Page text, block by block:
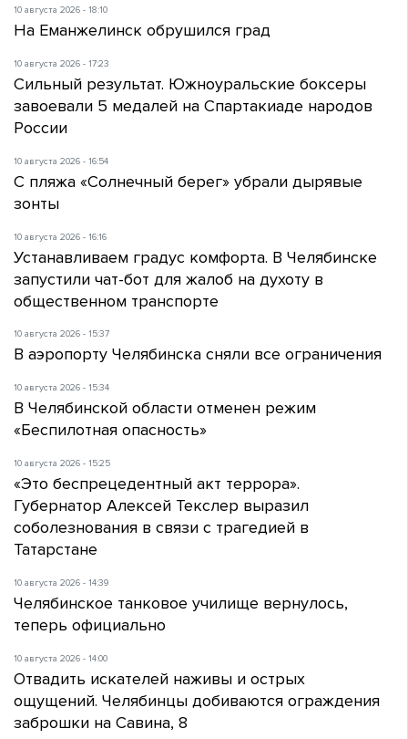
10 августа 2026 - 18:10
На Еманжелинск обрушился град
10 августа 2026 - 17:23
Сильный результат. Южноуральские боксеры
завоевали 5 медалей на Спартакиаде народов
России
10 августа 2026 - 16:54
С пляжа «Солнечный берег» убрали дырявые
зонты
10 августа 2026 - 16:16
Устанавливаем градус комфорта. В Челябинске
запустили чат-бот для жалоб на духоту в
общественном транспорте
10 августа 2026 - 15:37
В аэропорту Челябинска сняли все ограничения
10 августа 2026 - 15:34
В Челябинской области отменен режим
«Беспилотная опасность»
10 августа 2026 - 15:25
«Это беспрецедентный акт террора».
Губернатор Алексей Текслер выразил
соболезнования в связи с трагедией в
Татарстане
10 августа 2026 - 14:39
Челябинское танковое училище вернулось,
теперь официально
10 августа 2026 - 14:00
Отвадить искателей наживы и острых
ощущений. Челябинцы добиваются ограждения
заброшки на Савина, 8